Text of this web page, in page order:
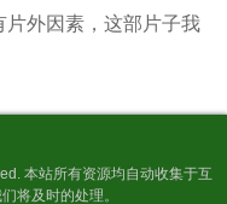
外因素，这部片子我
本站所有资源均自动收集于互
将及时的处理。